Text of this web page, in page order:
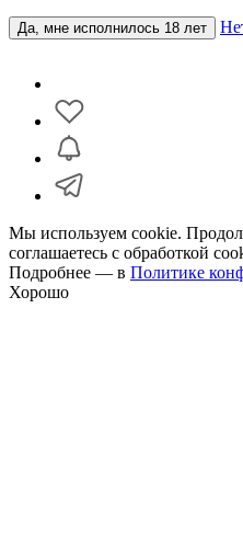
Да, мне исполнилось 18 лет
Мы используем cookie.
соглашаетесь с обработкой
Подробнее — в Политике
Хорошо